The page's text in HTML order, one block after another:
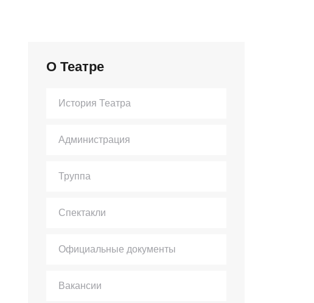
О Театре
История Театра
Администрация
Труппа
Спектакли
Официальные документы
Вакансии